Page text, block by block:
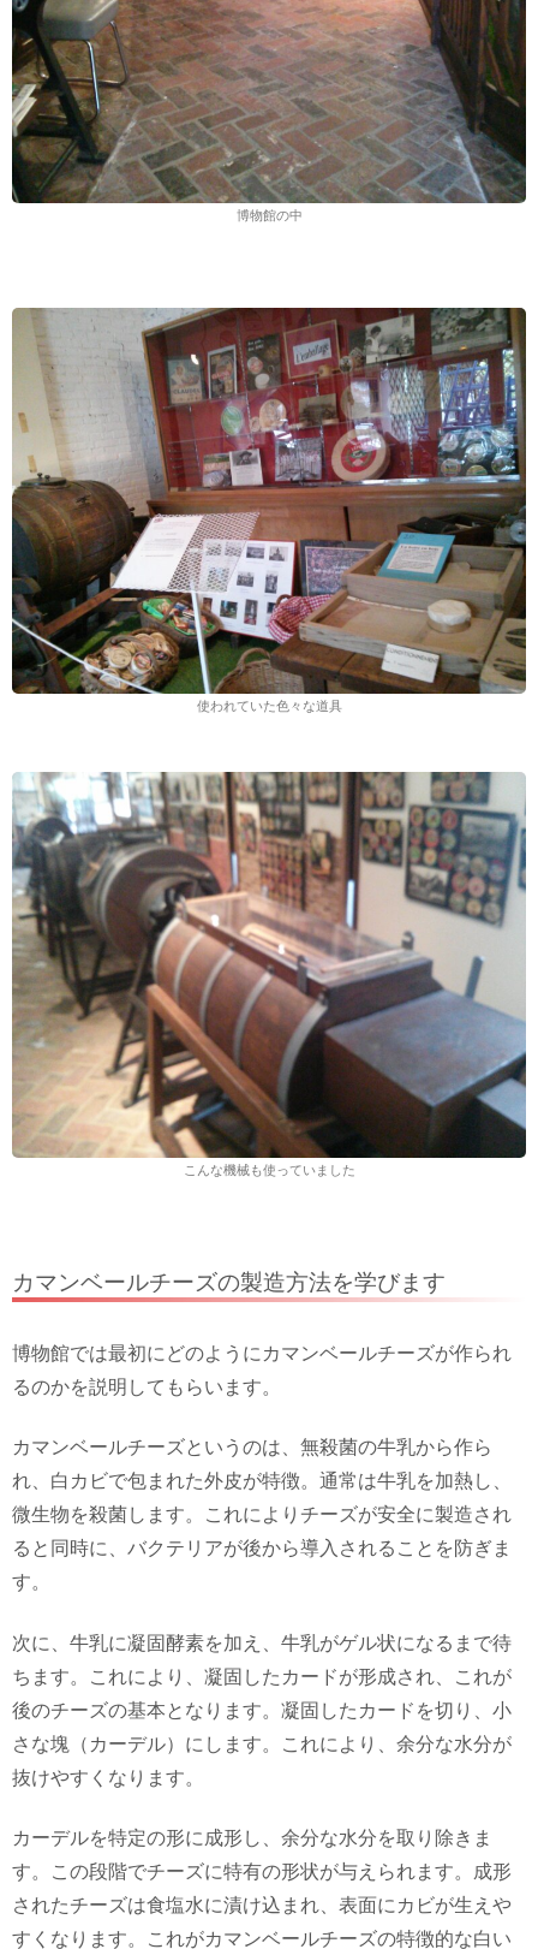
博物館の中
使われていた色々な道具
こんな機械も使っていました
カマンベールチーズの製造方法を学びます
博物館では最初にどのようにカマンベールチーズが作られ
るのかを説明してもらいます。
カマンベールチーズというのは、無殺菌の牛乳から作ら
れ、白カビで包まれた外皮が特徴。通常は牛乳を加熱し、
微生物を殺菌します。これによりチーズが安全に製造され
ると同時に、バクテリアが後から導入されることを防ぎま
す。
次に、牛乳に凝固酵素を加え、牛乳がゲル状になるまで待
ちます。これにより、凝固したカードが形成され、これが
後のチーズの基本となります。凝固したカードを切り、小
さな塊（カーデル）にします。これにより、余分な水分が
抜けやすくなります。
カーデルを特定の形に成形し、余分な水分を取り除きま
す。この段階でチーズに特有の形状が与えられます。成形
されたチーズは食塩水に漬け込まれ、表面にカビが生えや
すくなります。これがカマンベールチーズの特徴的な白い